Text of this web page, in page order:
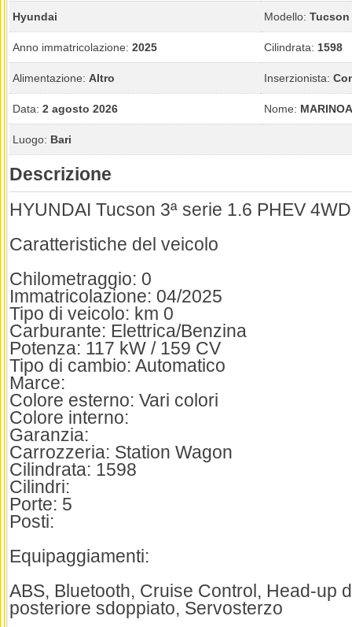
Hyundai Modello: Tucson
Anno immatricolazione: 2025 Cilindrata: 1598
Alimentazione: Altro Inserzionista:
Data: 2 agosto 2026 Nome:
Luogo: Bari
Descrizione
HYUNDAI Tucson 3ª serie 1.6 PHEV
Caratteristiche del veicolo
Chilometraggio: 0
Immatricolazione: 04/2025
Tipo di veicolo: km 0
Carburante: Elettrica/Benzina
Potenza: 117 kW / 159 CV
Tipo di cambio: Automatico
Marce:
Colore esterno: Vari colori
Colore interno:
Garanzia:
Carrozzeria: Station Wagon
Cilindrata: 1598
Cilindri:
Porte: 5
Posti:
Equipaggiamenti:
ABS, Bluetooth, Cruise Control, Head-up
posteriore sdoppiato, Servosterzo